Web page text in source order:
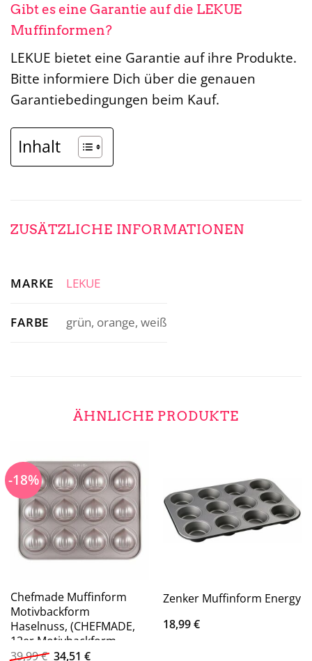
Gibt es eine Garantie auf die LEKUE
Muffinformen?
LEKUE bietet eine Garantie auf ihre Produkte.
Bitte informiere Dich über die genauen
Garantiebedingungen beim Kauf.
Inhalt
ZUSÄTZLICHE INFORMATIONEN
MARKE LEKUE
FARBE grün, orange, weiß
ÄHNLICHE PRODUKTE
-18%
Chefmade Muffinform
Motivbackform
Haselnuss, (CHEFMADE,
12er Motivbackform
Haselnuss,
39,99€ Ursprünglicher
34,51 €Aktueller
Zenker Muffinform Energy
18,99€